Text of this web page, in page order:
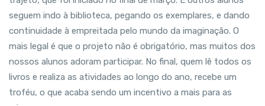
seguem indo à biblioteca, pegando os exemplares, e dando
continuidade à empreitada pelo mundo da imaginação. O
mais legal é que o projeto não é obrigatório, mas muitos dos
nossos alunos adoram participar. No final, quem lê todos os
livros e realiza as atividades ao longo do ano, recebe um
troféu, o que acaba sendo um incentivo a mais para as